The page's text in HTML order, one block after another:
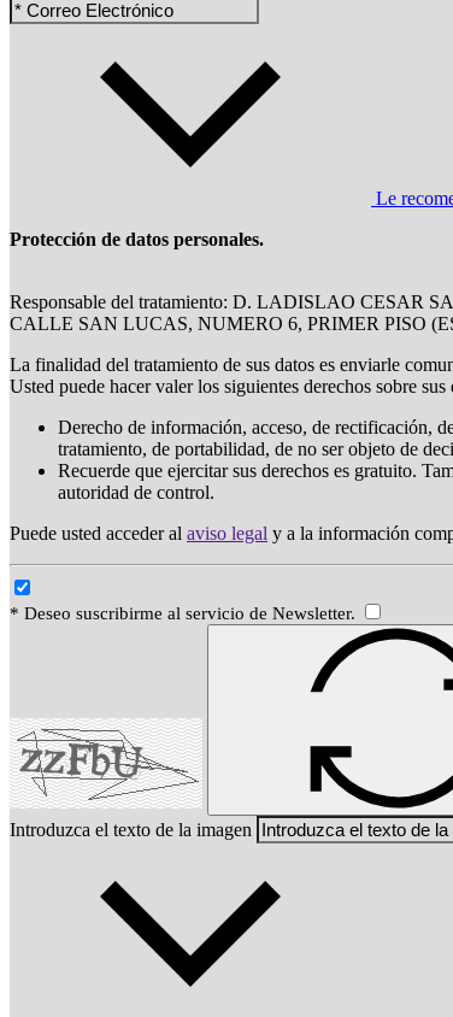
Le
Protección de datos personales.
Responsable del tratamiento: D. LADISLAO CESAR
CALLE SAN LUCAS, NUMERO 6, PRIMER PISO
La finalidad del tratamiento de sus datos es enviarle
Usted puede hacer valer los siguientes derechos sobre sus
Derecho de información, acceso, de rectificación,
tratamiento, de portabilidad, de no ser objeto de
Recuerde que ejercitar sus derechos es gratuito.
autoridad de control.
Puede usted acceder al aviso legal y a la información
* Deseo suscribirme al servicio de Newsletter.
Introduzca el texto de la imagen